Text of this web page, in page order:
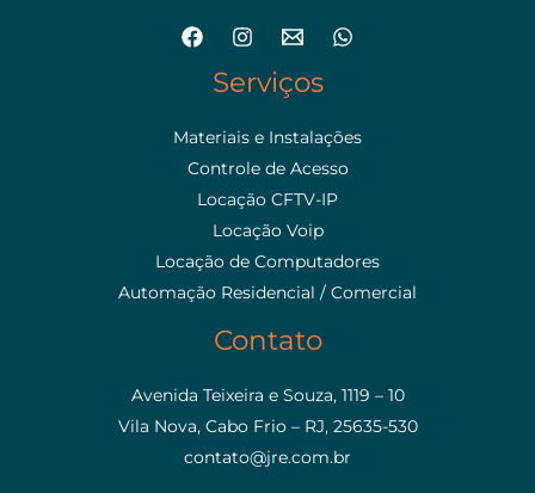
Serviços
Materiais e Instalações
Controle de Acesso
Locação CFTV-IP
Locação Voip
Locação de Computadores
Automação Residencial / Comercial
Contato
Avenida Teixeira e Souza, 1119 – 10
Vila Nova, Cabo Frio – RJ, 25635-530
contato@jre.com.br